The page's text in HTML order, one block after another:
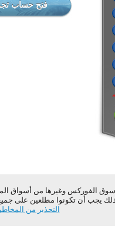
*
فتح حساب
الفوركس وغيرها من أسواق
يجب أن تكونوا مطلعين على
التحذير من